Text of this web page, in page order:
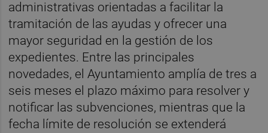
administrativas orientadas a facilitar la
tramitación de las ayudas y ofrecer una
mayor seguridad en la gestión de los
expedientes. Entre las principales
novedades, el Ayuntamiento amplía de tres a
seis meses el plazo máximo para resolver y
notificar las subvenciones, mientras que la
fecha límite de resolución se extenderá